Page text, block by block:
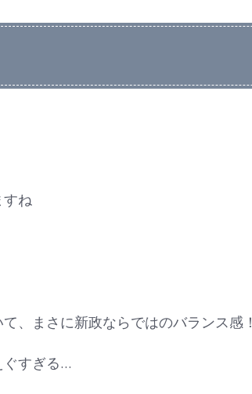
すね
、まさに新政ならではのバランス感！
ぐすぎる…